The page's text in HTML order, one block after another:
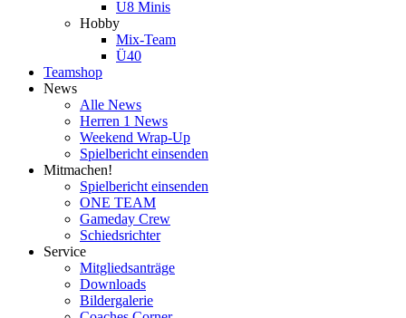
U8 Minis
Hobby
Mix-Team
Ü40
Teamshop
News
Alle News
Herren 1 News
Weekend Wrap-Up
Spielbericht einsenden
Mitmachen!
Spielbericht einsenden
ONE TEAM
Gameday Crew
Schiedsrichter
Service
Mitgliedsanträge
Downloads
Bildergalerie